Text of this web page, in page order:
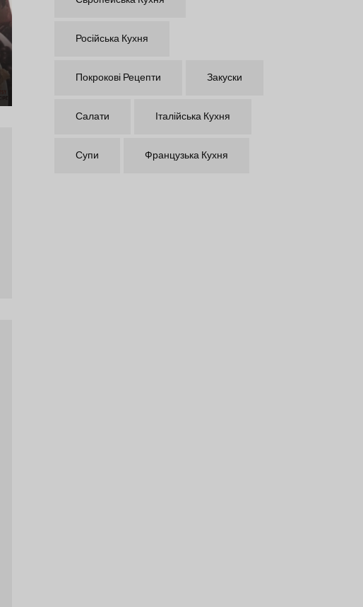
Російська Кухня
Покрокові Рецепти Закуски
Салати Італійська Кухня
Супи Французька Кухня